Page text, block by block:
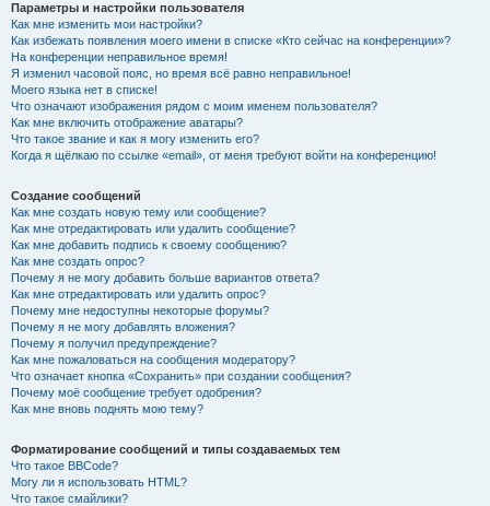
Параметры и настройки пользователя
Как мне изменить мои настройки?
Как избежать появления моего имени в списке «Кто сейчас на конференции»?
На конференции неправильное время!
Я изменил часовой пояс, но время всё равно неправильное!
Моего языка нет в списке!
Что означают изображения рядом с моим именем пользователя?
Как мне включить отображение аватары?
Что такое звание и как я могу изменить его?
Когда я щёлкаю по ссылке «email», от меня требуют войти на конференцию!
Создание сообщений
Как мне создать новую тему или сообщение?
Как мне отредактировать или удалить сообщение?
Как мне добавить подпись к своему сообщению?
Как мне создать опрос?
Почему я не могу добавить больше вариантов ответа?
Как мне отредактировать или удалить опрос?
Почему мне недоступны некоторые форумы?
Почему я не могу добавлять вложения?
Почему я получил предупреждение?
Как мне пожаловаться на сообщения модератору?
Что означает кнопка «Сохранить» при создании сообщения?
Почему моё сообщение требует одобрения?
Как мне вновь поднять мою тему?
Форматирование сообщений и типы создаваемых тем
Что такое BBCode?
Могу ли я использовать HTML?
Что такое смайлики?